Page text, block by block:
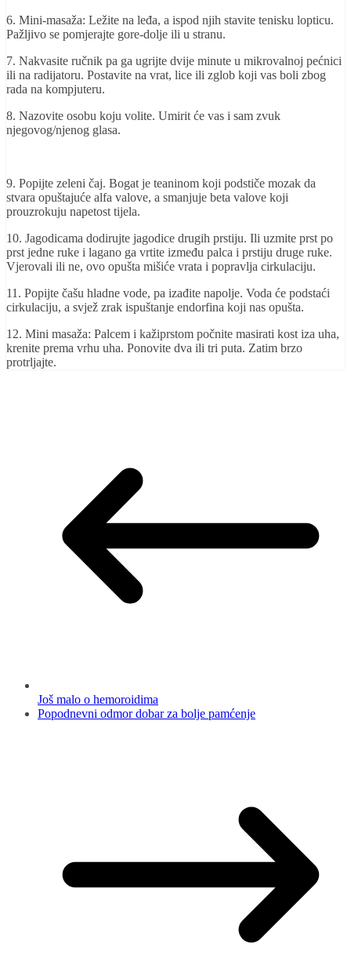
6. Mini-masaža: Ležite na leđa, a ispod njih stavite tenisku lopticu.
Pažljivo se pomjerajte gore-dolje ili u stranu.
7. Nakvasite ručnik pa ga ugrijte dvije minute u mikrovalnoj pećnici
ili na radijatoru. Postavite na vrat, lice ili zglob koji vas boli zbog
rada na kompjuteru.
8. Nazovite osobu koju volite. Umirit će vas i sam zvuk
njegovog/njenog glasa.
9. Popijte zeleni čaj. Bogat je teaninom koji podstiče mozak da
stvara opuštajuće alfa valove, a smanjuje beta valove koji
prouzrokuju napetost tijela.
10. Jagodicama dodirujte jagodice drugih prstiju. Ili uzmite prst po
prst jedne ruke i lagano ga vrtite između palca i prstiju druge ruke.
Vjerovali ili ne, ovo opušta mišiće vrata i popravlja cirkulaciju.
11. Popijte čašu hladne vode, pa izađite napolje. Voda će podstaći
cirkulaciju, a svjež zrak ispuštanje endorfina koji nas opušta.
12. Mini masaža: Palcem i kažiprstom počnite masirati kost iza uha,
krenite prema vrhu uha. Ponovite dva ili tri puta. Zatim brzo
protrljajte.
Još malo o hemoroidima
Popodnevni odmor dobar za bolje pamćenje